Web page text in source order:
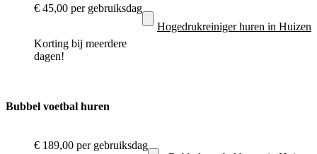
€ 45,00 per gebruiksdag
Korting bij meerdere
dagen!
Hogedrukreiniger huren in Huizen
Bubbel voetbal huren
€ 189,00 per gebruiksdag